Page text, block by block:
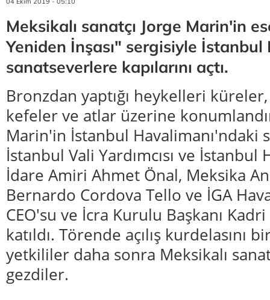
Meksikalı sanatçı Jorge Marin'in
Yeniden İnşası" sergisiyle İstanbul
sanatseverlere kapılarını açtı.
Bronzdan yaptığı heykelleri
kefeler ve atlar üzerine
Marin'in İstanbul Havalimanı'ndaki
İstanbul Vali Yardımcısı ve İstanbul
İdare Amiri Ahmet Önal, Meksika
Bernardo Cordova Tello ve İGA
CEO'su ve İcra Kurulu Başkanı
katıldı. Törende açılış kurdelasını
yetkililer daha sonra Meksikalı
gezdiler.